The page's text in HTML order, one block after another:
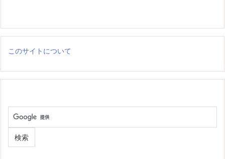
このサイトについて